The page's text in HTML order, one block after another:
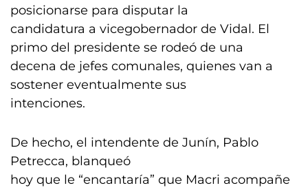
posicionarse para disputar la
candidatura a vicegobernador de Vidal. El
primo del presidente se rodeó de una
decena de jefes comunales, quienes van a
sostener eventualmente sus
intenciones.
De hecho, el intendente de Junín, Pablo
Petrecca, blanqueó
hoy que le “encantaría” que Macri acompañe